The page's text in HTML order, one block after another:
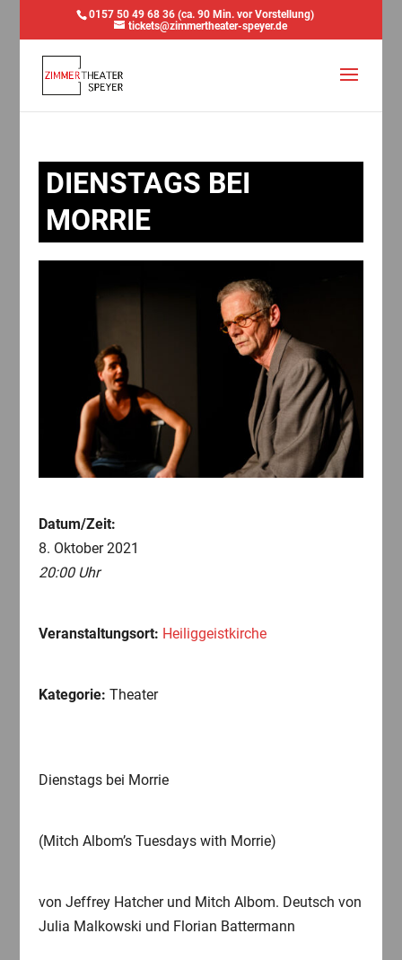
0157 50 49 68 36 (ca. 90 Min. vor Vorstellung)
tickets@zimmertheater-speyer.de
DIENSTAGS BEI
MORRIE
Datum/Zeit:
8. Oktober 2021
20:00 Uhr
Veranstaltungsort: Heiliggeistkirche
Kategorie: Theater
Dienstags bei Morrie
(Mitch Albom’s Tuesdays with Morrie)
von Jeffrey Hatcher und Mitch Albom. Deutsch von
Julia Malkowski und Florian Battermann